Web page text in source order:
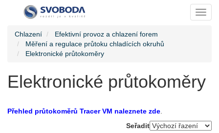
Chlazení
Efektivní provoz a chlazení forem
Měření a regulace průtoku chladících okruhů
Elektronické průtokoměry
Elektronické průtokoměry
Přehled průtokoměrů Tracer VM naleznete zde
Seřadit